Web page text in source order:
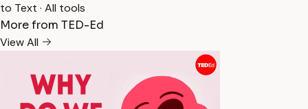
to Text · All tools
More from TED-Ed
View All